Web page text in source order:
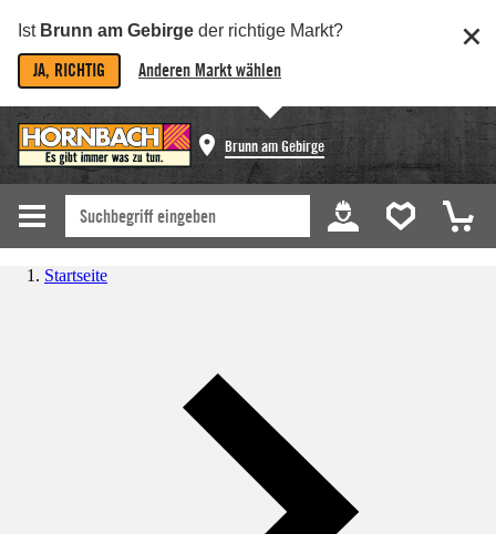
Ist Brunn am Gebirge der richtige Markt?
JA, RICHTIG Anderen Markt wählen
Brunn am Gebirge
Startseite